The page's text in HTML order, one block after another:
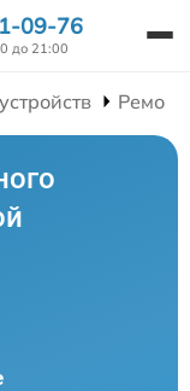
09-76
до 21:00